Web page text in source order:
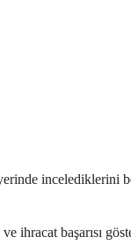
incelediklerini
ihracat başarısı